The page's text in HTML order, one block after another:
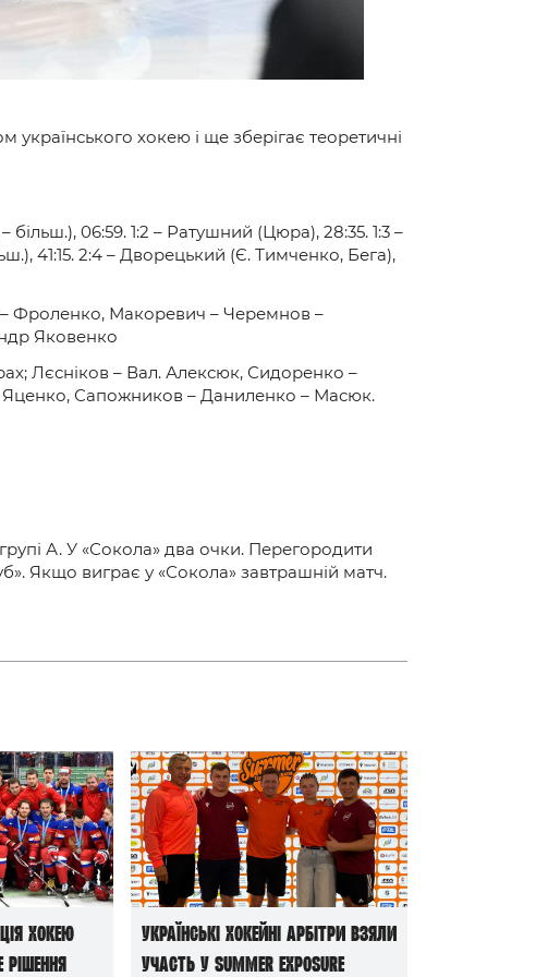
хокею і ще зберігає теоретичні
06:59. 1:2 – Ратушний (Цюра), 28:35. 1:3 –
41:15. 2:4 – Дворецький (Є. Тимченко, Бега),
Фроленко, Макоревич – Черемнов –
Яковенко
Лєсніков – Вал. Алексюк, Сидоренко –
Сапожников – Даниленко – Масюк.
А. У «Сокола» два очки. Перегородити
Якщо виграє у «Сокола» завтрашній матч.
хокею
рішення
Українські хокейні арбітри взяли
участь у Summer Exposure